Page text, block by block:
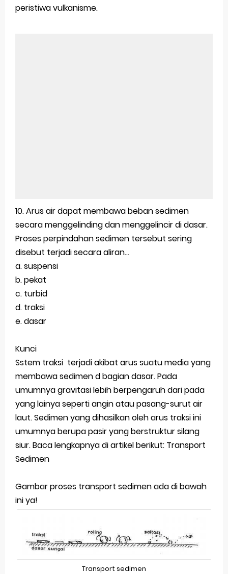
peristiwa vulkanisme.
10. Arus air dapat membawa beban sedimen
secara menggelinding dan menggelincir di dasar.
Proses perpindahan sedimen tersebut sering
disebut terjadi secara aliran...
a. suspensi
b. pekat
c. turbid
d. traksi
e. dasar
Kunci
Sstem traksi terjadi akibat arus suatu media yang
membawa sedimen d bagian dasar. Pada
umumnya gravitasi lebih berpengaruh dari pada
yang lainya seperti angin atau pasang-surut air
laut. Sedimen yang dihasilkan oleh arus traksi ini
umumnya berupa pasir yang berstruktur silang
siur. Baca lengkapnya di artikel berikut: Transport
Sedimen
Gambar proses transport sedimen ada di bawah
ini ya!
Transport sedimen